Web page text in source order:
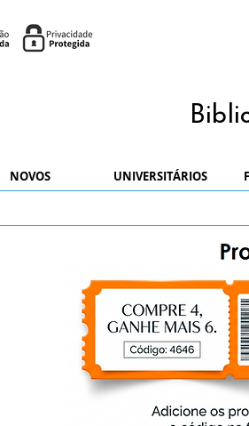
NOVOS UNIVERSITÁRIOS